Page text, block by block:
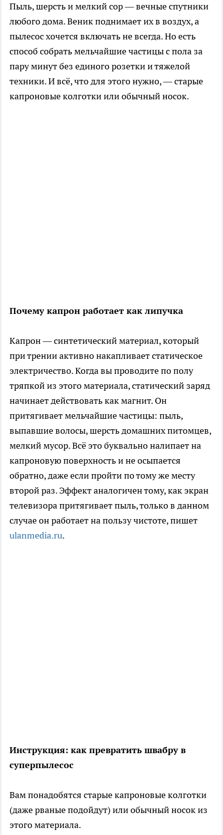
Пыль, шерсть и мелкий сор — вечные спутники
любого дома. Веник поднимает их в воздух, а
пылесос хочется включать не всегда. Но есть
способ собрать мельчайшие частицы с пола за
пару минут без единого розетки и тяжелой
техники. И всё, что для этого нужно, — старые
капроновые колготки или обычный носок.
Почему капрон работает как липучка
Капрон — синтетический материал, который
при трении активно накапливает статическое
электричество. Когда вы проводите по полу
тряпкой из этого материала, статический заряд
начинает действовать как магнит. Он
притягивает мельчайшие частицы: пыль,
выпавшие волосы, шерсть домашних питомцев,
мелкий мусор. Всё это буквально налипает на
капроновую поверхность и не осыпается
обратно, даже если пройти по тому же месту
второй раз. Эффект аналогичен тому, как экран
телевизора притягивает пыль, только в данном
случае он работает на пользу чистоте, пишет
ulanmedia.ru.
Инструкция: как превратить швабру в
суперпылесос
Вам понадобятся старые капроновые колготки
(даже рваные подойдут) или обычный носок из
этого материала.